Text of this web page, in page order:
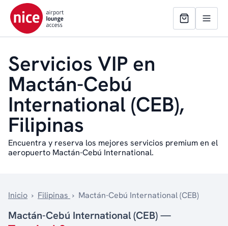
Servicios VIP en
Mactán-Cebú
International (CEB),
Filipinas
Encuentra y reserva los mejores servicios premium en el
aeropuerto Mactán-Cebú International.
Inicio › Filipinas › Mactán-Cebú International (CEB)
Mactán-Cebú International (CEB) —